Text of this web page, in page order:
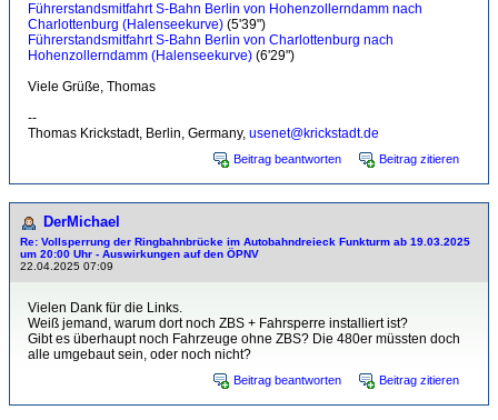
Führerstandsmitfahrt S-Bahn Berlin von Hohenzollerndamm nach
Charlottenburg (Halenseekurve) (5'39")
Führerstandsmitfahrt S-Bahn Berlin von Charlottenburg nach
Hohenzollerndamm (Halenseekurve) (6'29")
Viele Grüße, Thomas
--
Thomas Krickstadt, Berlin, Germany, usenet@krickstadt.de
Beitrag beantworten Beitrag zitieren
DerMichael
Re: Vollsperrung der Ringbahnbrücke im Autobahndreieck Funkturm ab 19.03.2025
um 20:00 Uhr - Auswirkungen auf den ÖPNV
22.04.2025 07:09
Vielen Dank für die Links.
Weiß jemand, warum dort noch ZBS + Fahrsperre installiert ist?
Gibt es überhaupt noch Fahrzeuge ohne ZBS? Die 480er müssten doch
alle umgebaut sein, oder noch nicht?
Beitrag beantworten Beitrag zitieren